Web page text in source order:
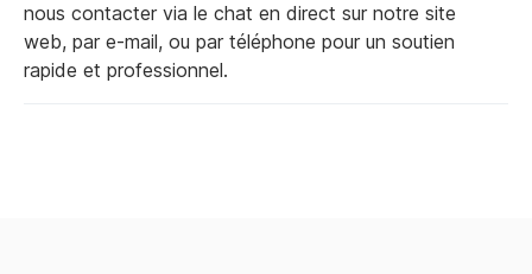
nous contacter via le chat en direct sur notre site
web, par e-mail, ou par téléphone pour un soutien
rapide et professionnel.